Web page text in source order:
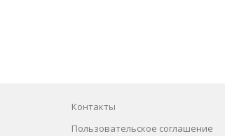
Контакты
Пользовательское соглашение